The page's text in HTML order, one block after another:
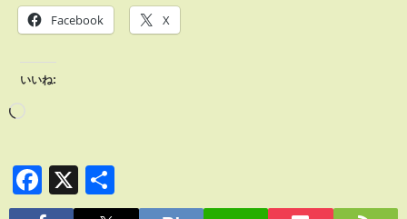
Facebook X
いいね:
Facebook
X
有